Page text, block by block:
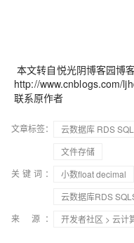
本文转自悦光阴博客园博
http://www.cnblogs.com/
联系原作者
文章标签： 云数据库 RDS
文件存储
关键词：
小数float decimal
云数据库RDS
来 源：
开发者社区 > 云计